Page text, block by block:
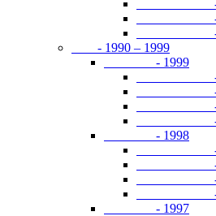
- 02-
- 03-
- 04-
- 1990 – 1999
- 1999
- 01-
- 02-
- 03-
- 04-
- 1998
- 01-
- 02-
- 03-
- 04-
- 1997